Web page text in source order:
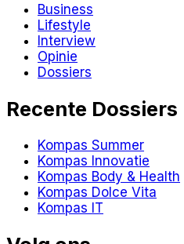
Business
Lifestyle
Interview
Opinie
Dossiers
Recente Dossiers
Kompas Summer
Kompas Innovatie
Kompas Body & Health
Kompas Dolce Vita
Kompas IT